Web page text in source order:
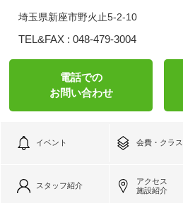
埼玉県新座市野火止5-2-10
TEL&FAX :048-479-3004
電話での
お問い合わせ
イベント 会費・クラス
スタッフ紹介
アクセス
施設紹介